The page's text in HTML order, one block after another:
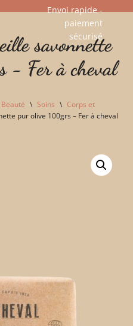
Envoi rapide -
paiement
sécurisé​
savonnette
- Fer à cheval
Beauté \ Soins \ Corps et
pur olive 100grs – Fer à cheval